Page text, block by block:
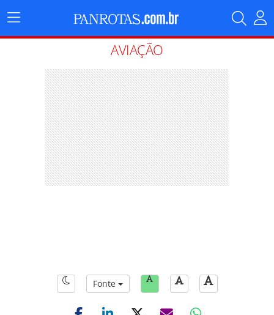
Menu
Principal
AVIAÇÃO
Fonte